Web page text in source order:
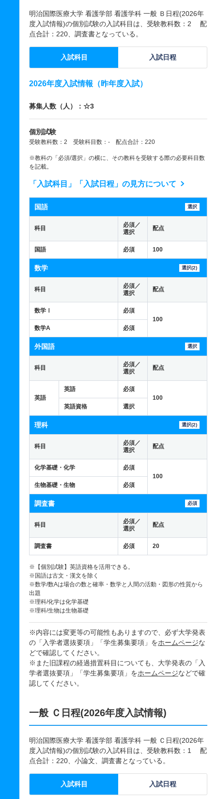
明治国際医療大学 看護学部 看護学科 一般 Ｂ日程(2026年
度入試情報)の個別試験の入試科目は、受験教科数：2 配
点合計：220、調査書となっている。
入試科目 入試日程
2026年度入試情報（昨年度入試）
募集人数（人）：☆3
個別試験
受験教科数：2 受験科目数：- 配点合計：220
※教科の「必須/選択」の横に、その教科を受験する際の必要科目数
を記載。
「入試科目」「入試日程」の見方について
国語 選択
科目
必須／
選択
配点
国語 必須 100
数学 選択(2)
科目
必須／
選択
配点
数学Ⅰ
必須
100
数学A
必須
外国語 選択
科目
必須／
選択
配点
英語
英語
必須
100
英語資格
選択
理科 選択(2)
科目
必須／
選択
配点
化学基礎・化学
必須
100
生物基礎・生物
必須
調査書 必須
科目
必須／
選択
配点
調査書 必須 20
※【個別試験】英語資格を活用できる。
※国語は古文・漢文を除く
※数学/数Aは場合の数と確率・数学と人間の活動・図形の性質から
出題
※理科/化学は化学基礎
※理科/生物は生物基礎
※内容には変更等の可能性もありますので、必ず大学発表
の「入学者選抜要項」「学生募集要項」をホームページな
どで確認してください。
※また旧課程の経過措置科目についても、大学発表の「入
学者選抜要項」「学生募集要項」をホームページなどで確
認してください。
一般 Ｃ日程(2026年度入試情報)
明治国際医療大学 看護学部 看護学科 一般 Ｃ日程(2026年
度入試情報)の個別試験の入試科目は、受験教科数：1 配
点合計：220、小論文、調査書となっている。
入試科目 入試日程